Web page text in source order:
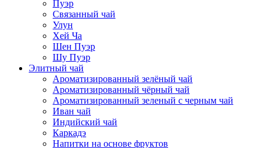
Пуэр
Связанный чай
Улун
Хей Ча
Шен Пуэр
Шу Пуэр
Элитный чай
Ароматизированный зелёный чай
Ароматизированный чёрный чай
Ароматизированный зеленый с черным чай
Иван чай
Индийский чай
Каркадэ
Напитки на основе фруктов